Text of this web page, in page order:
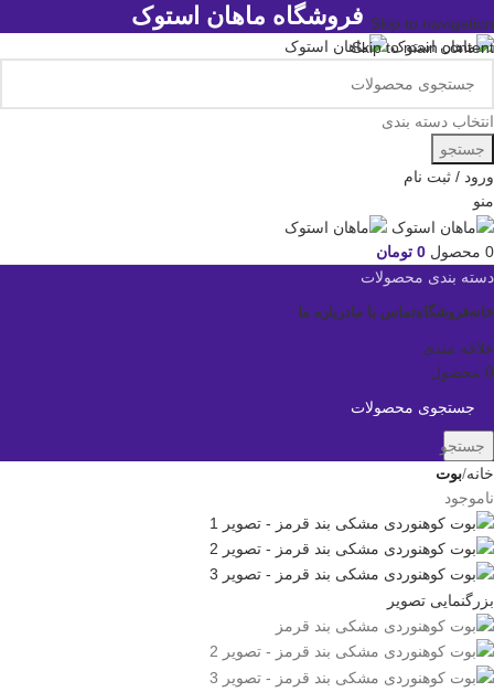
Skip to navigation
Skip to main content
فروشگاه ماهان استوک
انتخاب دسته بندی
جستجو
ورود / ثبت نام
منو
0 محصول 0 تومان
دسته بندی محصولات
خانهفروشگاهتماس با مادرباره ما
علاقه مندی
0 محصول
جستجو
خانه بوت
ناموجود
بزرگنمایی تصویر